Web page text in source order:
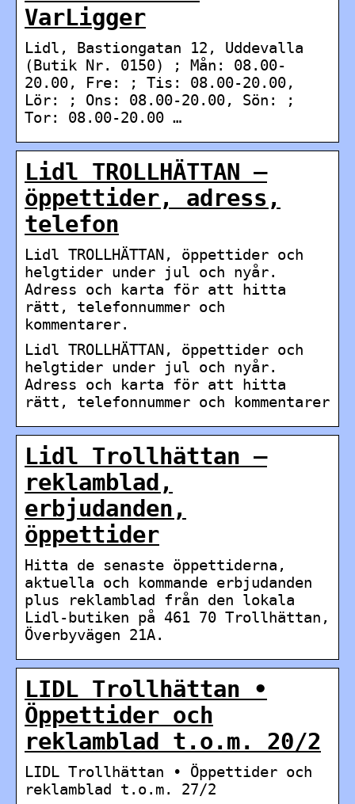
VarLigger
Lidl, Bastiongatan 12, Uddevalla
(Butik Nr. 0150) ; Mån: 08.00-
20.00, Fre: ; Tis: 08.00-20.00,
Lör: ; Ons: 08.00-20.00, Sön: ;
Tor: 08.00-20.00 …
Lidl TROLLHÄTTAN –
öppettider, adress,
telefon
Lidl TROLLHÄTTAN, öppettider och
helgtider under jul och nyår.
Adress och karta för att hitta
rätt, telefonnummer och
kommentarer.
Lidl TROLLHÄTTAN, öppettider och
helgtider under jul och nyår.
Adress och karta för att hitta
rätt, telefonnummer och kommentarer
Lidl Trollhättan –
reklamblad,
erbjudanden,
öppettider
Hitta de senaste öppettiderna,
aktuella och kommande erbjudanden
plus reklamblad från den lokala
Lidl-butiken på 461 70 Trollhättan,
Överbyvägen 21A.
LIDL Trollhättan •
Öppettider och
reklamblad t.o.m. 20/2
LIDL Trollhättan • Öppettider och
reklamblad t.o.m. 27/2